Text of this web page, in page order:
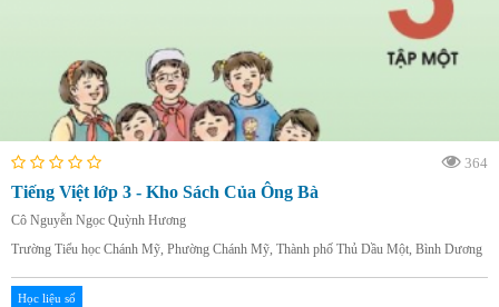
364
Tiếng Việt lớp 3 - Kho Sách Của Ông Bà
Cô Nguyễn Ngọc Quỳnh Hương
Trường Tiểu học Chánh Mỹ, Phường Chánh Mỹ, Thành phố Thủ Dầu Một, Bình Dương
Học liệu số